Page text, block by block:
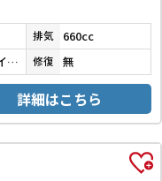
排気 660cc
ブラックマイカメタリック 修復 無
詳細はこちら